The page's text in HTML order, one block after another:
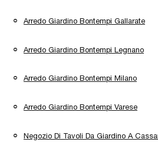
Arredo Giardino Bontempi Gallarate
Arredo Giardino Bontempi Legnano
Arredo Giardino Bontempi Milano
Arredo Giardino Bontempi Varese
Negozio Di Tavoli Da Giardino A